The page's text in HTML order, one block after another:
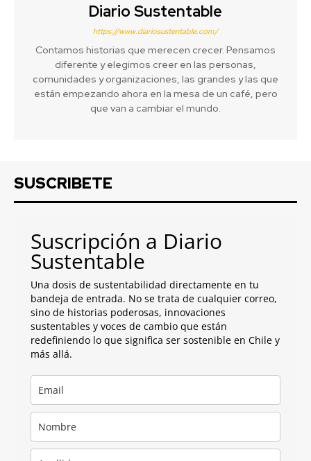
Diario Sustentable
https://www.diariosustentable.com/
Contamos historias que merecen crecer. Pensamos
diferente y elegimos creer en las personas,
comunidades y organizaciones, las grandes y las que
están empezando ahora en la mesa de un café, pero
que van a cambiar el mundo.
SUSCRIBETE
Suscripción a Diario
Sustentable
Una dosis de sustentabilidad directamente en tu
bandeja de entrada. No se trata de cualquier correo,
sino de historias poderosas, innovaciones
sustentables y voces de cambio que están
redefiniendo lo que significa ser sostenible en Chile y
más allá.